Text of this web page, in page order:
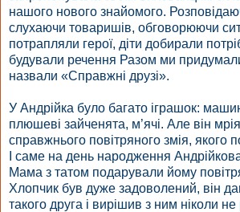
нашого нового знайомого.
слухаючи товаришів, обговорюючи
потрапляли герої, діти добирали
будували речення Разом ми
назвали «Справжні друзі».
У Андрійка було багато іграшок:
плюшеві зайченята, м’ячі. Але він
справжнього повітряного змія, якого
І саме на день народження
Мама з татом подарували йому
Хлопчик був дуже задоволений, він
такого друга і вирішив з ним ніколи не